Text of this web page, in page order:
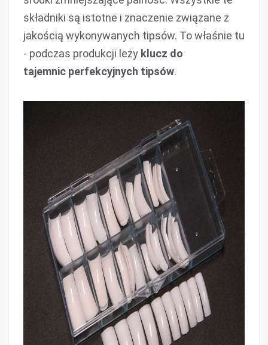
składniki są istotne i znaczenie związane z
jakością wykonywanych tipsów. To właśnie tu
- podczas produkcji leży klucz do
tajemnic perfekcyjnych tipsów.